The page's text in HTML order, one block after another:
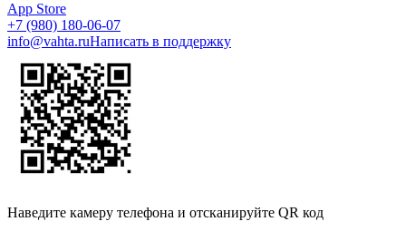
App Store
+7 (980) 180-06-07
info@vahta.ruНаписать в поддержку
Наведите камеру телефона и отсканируйте QR код